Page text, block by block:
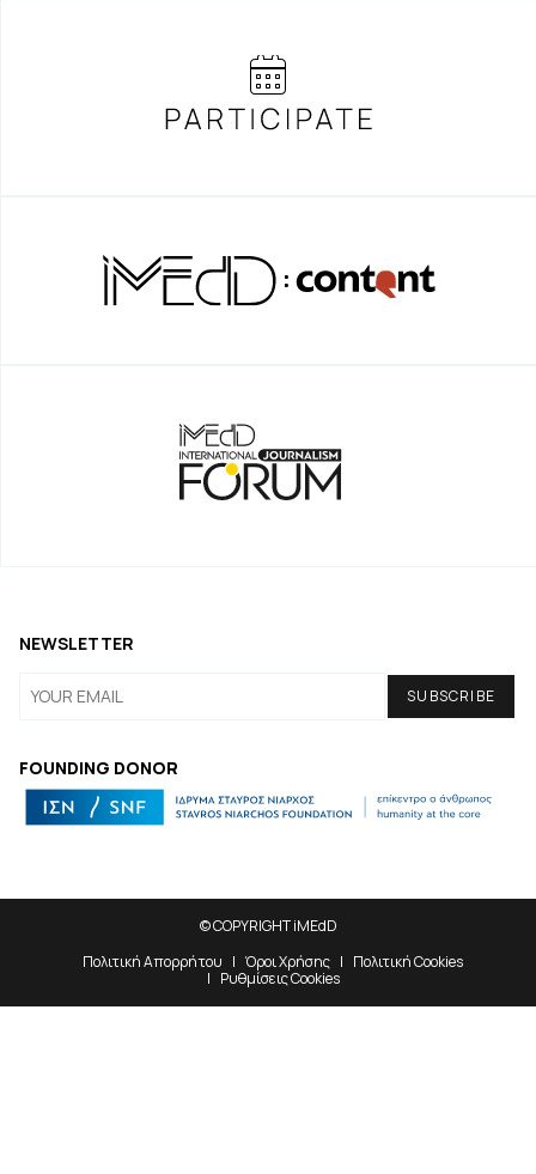
FOUNDING DONOR
NEWSLETTER
© COPYRIGHT iMEdD
Πολιτική Απορρήτου
Όροι Χρήσης
Πολιτική Cookies
Ρυθμίσεις Cookies